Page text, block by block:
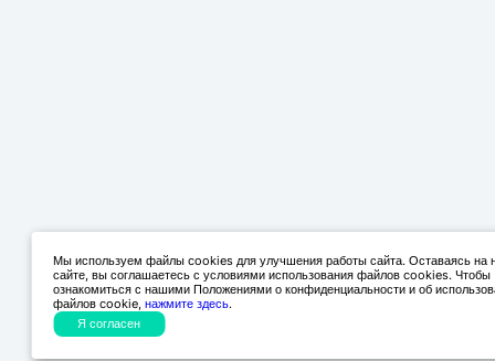
Мы используем файлы cookies для улучшения работы сайта. Оставаясь на
сайте, вы соглашаетесь с условиями использования файлов cookies. Чтобы
ознакомиться с нашими Положениями о конфиденциальности и об
файлов cookie,нажмите здесь.
Я согласен